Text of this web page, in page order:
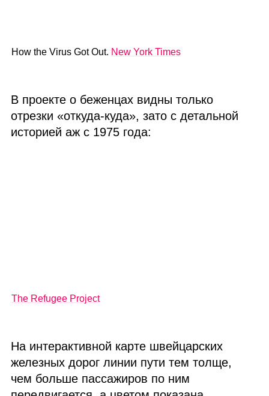
How the Virus Got Out. New York Times
В проекте о беженцах видны только
отрезки «откуда‑куда», зато с детальной
историей аж с 1975 года:
The Refugee Project
На интерактивной карте швейцарских
железных дорог линии пути тем толще,
чем больше пассажиров по ним